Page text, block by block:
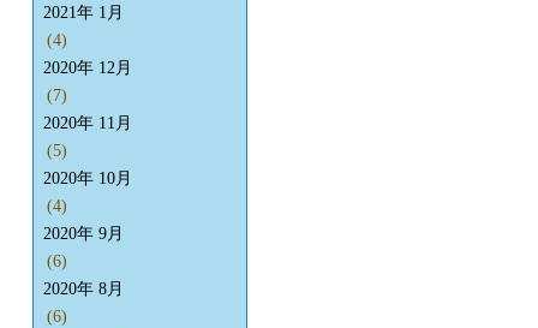
2021年 1月
(4)
2020年 12月
(7)
2020年 11月
(5)
2020年 10月
(4)
2020年 9月
(6)
2020年 8月
(6)